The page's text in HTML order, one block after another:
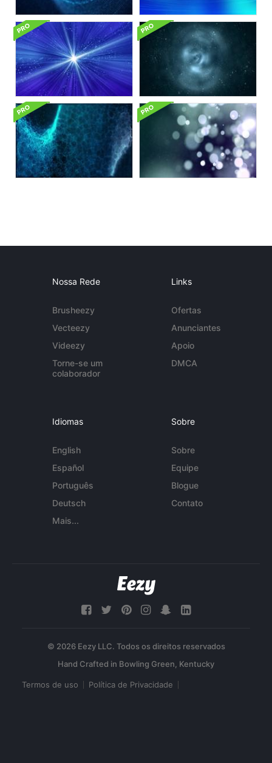
Nossa Rede
Brusheezy
Vecteezy
Videezy
Torne-se um
colaborador
Links
Ofertas
Anunciantes
Apoio
DMCA
Idiomas
English
Español
Português
Deutsch
Mais...
Sobre
Sobre
Equipe
Blogue
Contato
© 2026 Eezy LLC. Todos os direitos reservados
Termos de uso Política de Privacidade